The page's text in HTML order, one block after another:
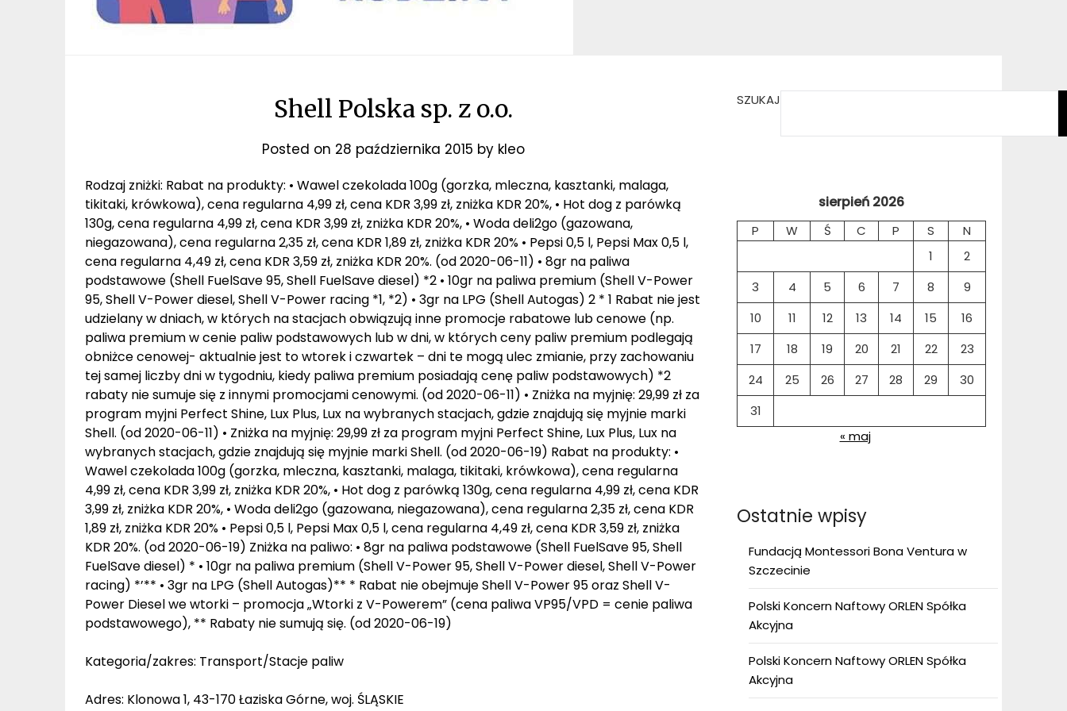
Shell Polska sp. z o.o.
Posted on 28 października 2015 by kleo
Rodzaj zniżki: Rabat na produkty: • Wawel czekolada 100g (gorzka, mleczna, kasztanki, malaga,
tikitaki, krówkowa), cena regularna 4,99 zł, cena KDR 3,99 zł, zniżka KDR 20%, • Hot dog z parówką
130g, cena regularna 4,99 zł, cena KDR 3,99 zł, zniżka KDR 20%, • Woda deli2go (gazowana,
niegazowana), cena regularna 2,35 zł, cena KDR 1,89 zł, zniżka KDR 20% • Pepsi 0,5 l, Pepsi Max 0,5 l,
cena regularna 4,49 zł, cena KDR 3,59 zł, zniżka KDR 20%. (od 2020-06-11) • 8gr na paliwa
podstawowe (Shell FuelSave 95, Shell FuelSave diesel) *2 • 10gr na paliwa premium (Shell V-Power
95, Shell V-Power diesel, Shell V-Power racing *1, *2) • 3gr na LPG (Shell Autogas) 2 * 1 Rabat nie jest
udzielany w dniach, w których na stacjach obwiązują inne promocje rabatowe lub cenowe (np.
paliwa premium w cenie paliw podstawowych lub w dni, w których ceny paliw premium podlegają
obniżce cenowej- aktualnie jest to wtorek i czwartek – dni te mogą ulec zmianie, przy zachowaniu
tej samej liczby dni w tygodniu, kiedy paliwa premium posiadają cenę paliw podstawowych) *2
rabaty nie sumuje się z innymi promocjami cenowymi. (od 2020-06-11) • Zniżka na myjnię: 29,99 zł za
program myjni Perfect Shine, Lux Plus, Lux na wybranych stacjach, gdzie znajdują się myjnie marki
Shell. (od 2020-06-11) • Zniżka na myjnię: 29,99 zł za program myjni Perfect Shine, Lux Plus, Lux na
wybranych stacjach, gdzie znajdują się myjnie marki Shell. (od 2020-06-19) Rabat na produkty: •
Wawel czekolada 100g (gorzka, mleczna, kasztanki, malaga, tikitaki, krówkowa), cena regularna
4,99 zł, cena KDR 3,99 zł, zniżka KDR 20%, • Hot dog z parówką 130g, cena regularna 4,99 zł, cena KDR
3,99 zł, zniżka KDR 20%, • Woda deli2go (gazowana, niegazowana), cena regularna 2,35 zł, cena KDR
1,89 zł, zniżka KDR 20% • Pepsi 0,5 l, Pepsi Max 0,5 l, cena regularna 4,49 zł, cena KDR 3,59 zł, zniżka
KDR 20%. (od 2020-06-19) Zniżka na paliwo: • 8gr na paliwa podstawowe (Shell FuelSave 95, Shell
FuelSave diesel) * • 10gr na paliwa premium (Shell V-Power 95, Shell V-Power diesel, Shell V-Power
racing) *’** • 3gr na LPG (Shell Autogas)** * Rabat nie obejmuje Shell V-Power 95 oraz Shell V-
Power Diesel we wtorki – promocja „Wtorki z V-Powerem” (cena paliwa VP95/VPD = cenie paliwa
podstawowego), ** Rabaty nie sumują się. (od 2020-06-19)
Kategoria/zakres: Transport/Stacje paliw
Adres: Klonowa 1, 43-170 Łaziska Górne, woj. ŚLĄSKIE
SZUKAJ
sierpień 2026
P W Ś C P S
N
1
2
3
4 5 6 7 8
9
10
11 12 13 14 15
16
17
18 19 20 21 22
23
24
25 26 27 28 29
30
31
« maj
Ostatnie wpisy
Fundacją Montessori Bona Ventura w
Szczecinie
Polski Koncern Naftowy ORLEN Spółka
Akcyjna
Polski Koncern Naftowy ORLEN Spółka
Akcyjna